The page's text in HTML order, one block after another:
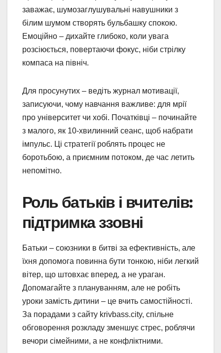
заважає, шумозаглушувальні навушники з
білим шумом створять бульбашку спокою.
Емоційно – дихайте глибоко, коли увага
розсіюється, повертаючи фокус, ніби стрілку
компаса на північ.
Для просунутих – ведіть журнал мотивації,
записуючи, чому навчання важливе: для мрії
про університет чи хобі. Початківці – починайте
з малого, як 10-хвилинний сеанс, щоб набрати
імпульс. Ці стратегії роблять процес не
боротьбою, а приємним потоком, де час летить
непомітно.
Роль батьків і вчителів:
підтримка ззовні
Батьки – союзники в битві за ефективність, але
їхня допомога повинна бути тонкою, ніби легкий
вітер, що штовхає вперед, а не ураган.
Допомагайте з плануванням, але не робіть
уроки замість дитини – це вчить самостійності.
За порадами з сайту krivbass.city, спільне
обговорення розкладу зменшує стрес, роблячи
вечори сімейними, а не конфліктними.